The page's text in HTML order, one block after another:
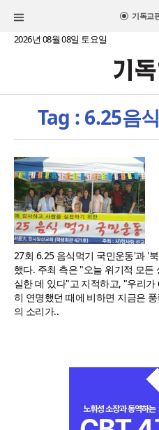
기독교
2026년 08월 08일 토요일
Tag : 6.25음
27회 6.25 음식먹기 국민운동'과 '
했다. 주최 측은 "오늘 위기적 모
실한 데 있다"고 지적하고, "우리
히 연명했던 때에 비하면 지금은
의 소리가..